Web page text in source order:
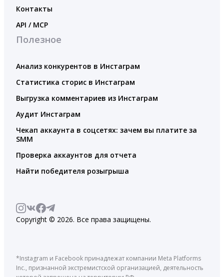
Контакты
API / MCP
Полезное
Анализ конкурентов в Инстаграм
Статистика сторис в Инстаграм
Выгрузка комментариев из Инстаграм
Аудит Инстаграм
Чекап аккаунта в соцсетях: зачем вы платите за
SMM
Проверка аккаунтов для отчета
Найти победителя розыгрыша
Copyright © 2026. Все права защищены.
*Instagram и Facebook принадлежат компании Meta Platforms
Inc., признанной экстремистской организацией, деятельность